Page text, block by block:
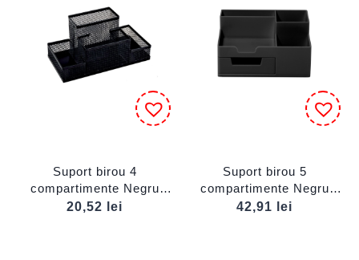
Suport birou 4
compartimente Negru
ECADA
20,52 lei
Suport birou 5
compartimente Negru
ECADA
42,91 lei